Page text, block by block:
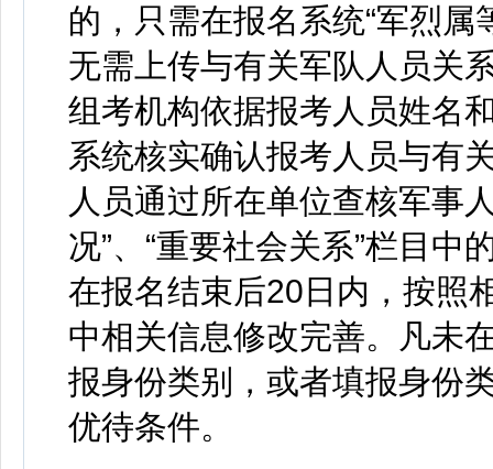
的，只需在报名系统“军烈
无需上传与有关军队人员关
组考机构依据报考人员姓名
系统核实确认报考人员与有
人员通过所在单位查核军事
况”、“重要社会关系”栏目
在报名结束后20日内，按照
中相关信息修改完善。凡未
报身份类别，或者填报身份
优待条件。